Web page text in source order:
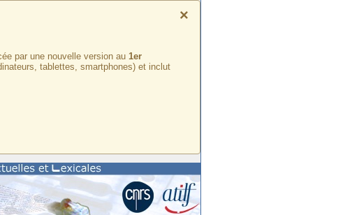
×
par une nouvelle version au 1er
tablettes, smartphones) et inclut